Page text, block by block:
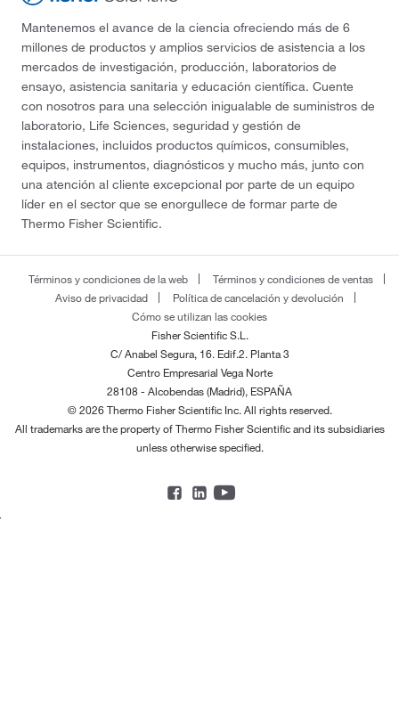
Mantenemos el avance de la ciencia ofreciendo más de 6
millones de productos y amplios servicios de asistencia a los
mercados de investigación, producción, laboratorios de
ensayo, asistencia sanitaria y educación científica. Cuente
con nosotros para una selección inigualable de suministros de
laboratorio, Life Sciences, seguridad y gestión de
instalaciones, incluidos productos químicos, consumibles,
equipos, instrumentos, diagnósticos y mucho más, junto con
una atención al cliente excepcional por parte de un equipo
líder en el sector que se enorgullece de formar parte de
Thermo Fisher Scientific.
Términos y condiciones de la web
Términos y condiciones de ventas
Aviso de privacidad
Política de cancelación y devolución
Cómo se utilizan las cookies
Fisher Scientific S.L.
C/ Anabel Segura, 16. Edif.2. Planta 3
Centro Empresarial Vega Norte
28108 - Alcobendas (Madrid), ESPAÑA
© 2026 Thermo Fisher Scientific Inc. All rights reserved.
All trademarks are the property of Thermo Fisher Scientific and its subsidiaries
unless otherwise specified.